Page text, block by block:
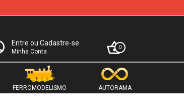
Entre ou Cadastre-se
Minha Conta
0
FERROMODELISMO AUTORAMA